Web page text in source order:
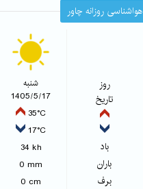
هواشناسی روزانه چاور
روز
تاریخ
باد
باران
برف
شنبه
1405/5/17
35°C
17°C
34 kh
0 mm
0 cm